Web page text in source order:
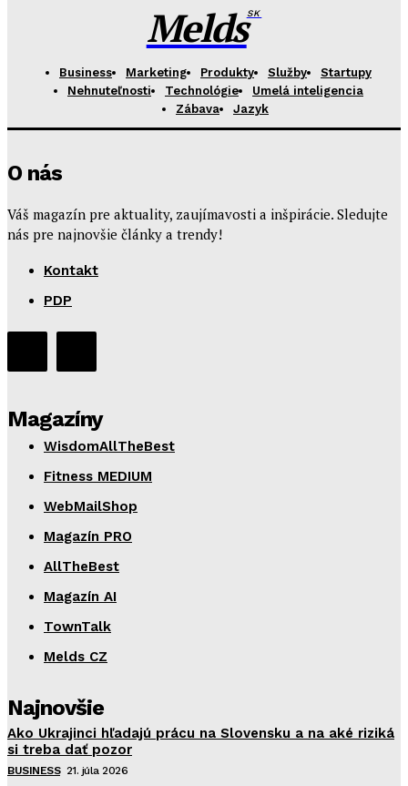
MeldsSK
Business Marketing Produkty Služby
Startupy
Nehnuteľnosti
Technológie
Umelá inteligencia
Zábava
Jazyk
O nás
Váš magazín pre aktuality, zaujímavosti a inšpirácie. Sledujte
nás pre najnovšie články a trendy!
Kontakt
PDP
Magazíny
WisdomAllTheBest
Fitness MEDIUM
WebMailShop
Magazín PRO
AllTheBest
Magazín AI
TownTalk
Melds CZ
Najnovšie
Ako Ukrajinci hľadajú prácu na Slovensku a na aké riziká
si treba dať pozor
BUSINESS 21. júla 2026